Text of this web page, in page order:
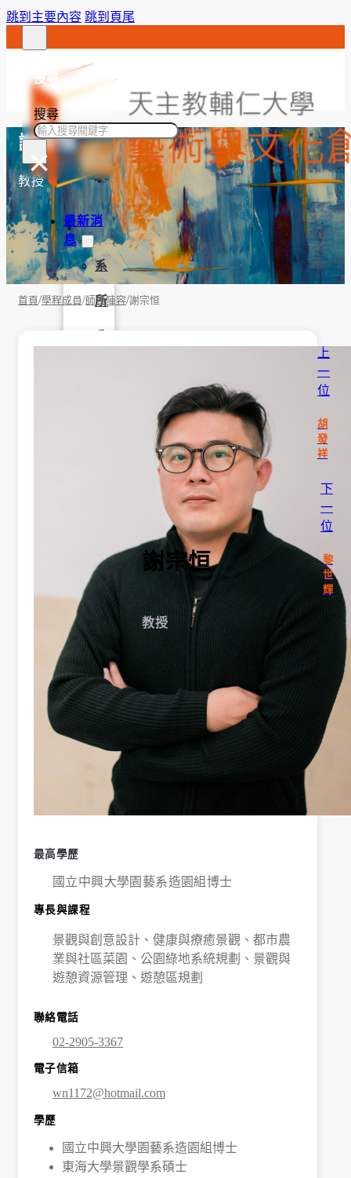
跳到主要內容 跳到頁尾
搜尋
搜尋
×
最新消
息
系
所
獎
助
學
容
課程資
招生資
訊
成果發
表
錦
大
會
謝宗恒
教授
首頁/學程成員/師資陣容/謝宗恒
謝宗恒
教授
最高學歷
國立中興大學園藝系造園組博士
專長與課程
景觀與創意設計、健康與療癒景觀、都市農
業與社區菜園、公園綠地系統規劃、景觀與
遊憩資源管理、遊憩區規劃
聯絡電話
02-2905-3367
電子信箱
wn1172@hotmail.com
學歷
國立中興大學園藝系造園組博士
東海大學景觀學系碩士
上
一
位
胡
發
祥
下
一
位
黎
世
輝